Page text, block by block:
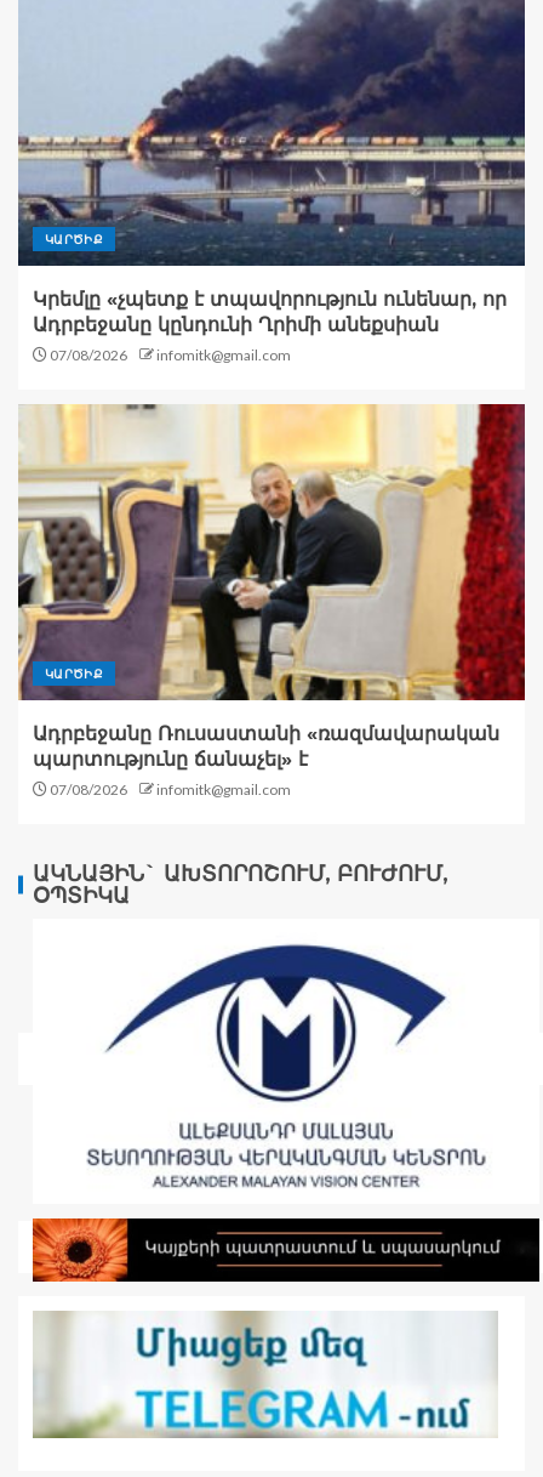
ԿԱՐԾԻՔ
Կրեմլը «չպետք է տպավորություն ունենար, որ
Ադրբեջանը կընդունի Ղրիմի անեքսիան
07/08/2026 infomitk@gmail.com
ԿԱՐԾԻՔ
Ադրբեջանը Ռուսաստանի «ռազմավարական
պարտությունը ճանաչել» է
07/08/2026 infomitk@gmail.com
ԱԿՆԱՅԻՆ` ԱԽՏՈՐՈՇՈՒՄ, ԲՈՒԺՈՒՄ,
ՕՊՏԻԿԱ